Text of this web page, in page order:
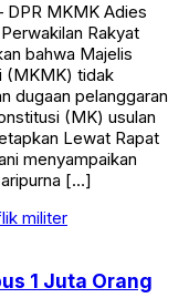
MKMK Adies
Rakyat
bahwa Majelis
(MKMK) tidak
dugaan pelanggaran
(MK) usulan
Lewat Rapat
menyampaikan
[…]
1 Juta Orang